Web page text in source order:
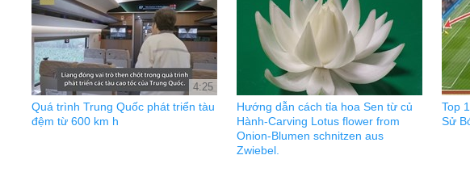
4:25
Quá trình Trung Quốc phát triển tàu
đệm từ 600 km h
Hướng dẫn cách tỉa hoa Sen từ củ
Hành-Carving Lotus flower from
Onion-Blumen schnitzen aus
Zwiebel.
Top
Sử